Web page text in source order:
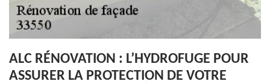
ALC RÉNOVATION : L’HYDROFUGE POUR
ASSURER LA PROTECTION DE VOTRE